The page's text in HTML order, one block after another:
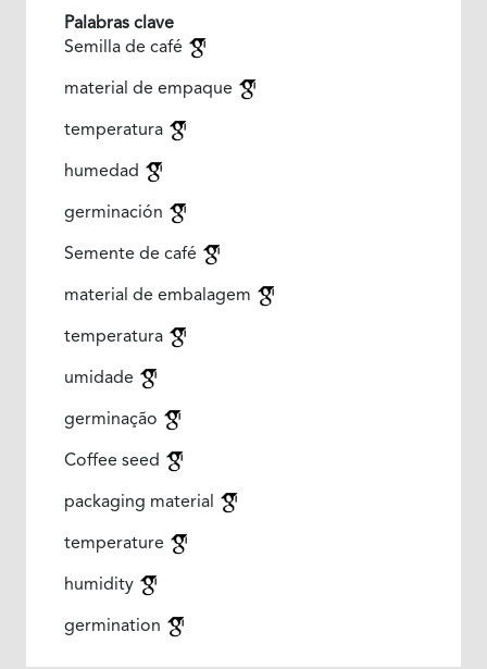
Palabras clave
Semilla de café
material de empaque
temperatura
humedad
germinación
Semente de café
material de embalagem
temperatura
umidade
germinação
Coffee seed
packaging material
temperature
humidity
germination